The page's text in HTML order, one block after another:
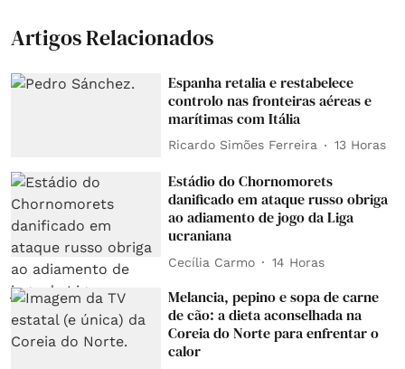
Artigos Relacionados
Espanha retalia e restabelece
controlo nas fronteiras aéreas e
marítimas com Itália
Ricardo Simões Ferreira 13 Horas
Estádio do Chornomorets
danificado em ataque russo obriga
ao adiamento de jogo da Liga
ucraniana
Cecília Carmo 14 Horas
Melancia, pepino e sopa de carne
de cão: a dieta aconselhada na
Coreia do Norte para enfrentar o
calor